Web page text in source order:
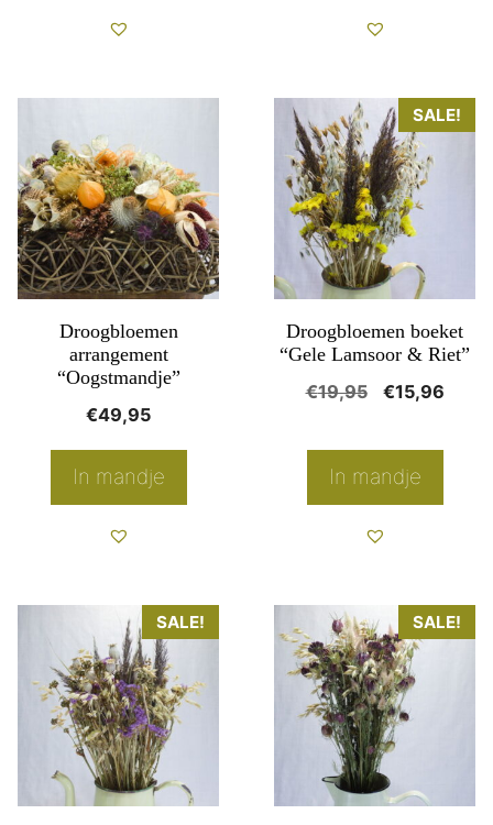
productpagina
productpagina
Droogbloemen
arrangement
“Oogstmandje”
€49,95
In mandje
SALE!
Droogbloemen boeket
“Gele Lamsoor & Riet”
€19,95
was:
€19,95.
€15,96
is:
In mandje
SALE! SALE!